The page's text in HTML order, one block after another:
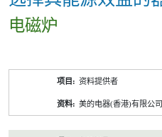
电磁炉
资料提供者
美的电器(香港)有限公司